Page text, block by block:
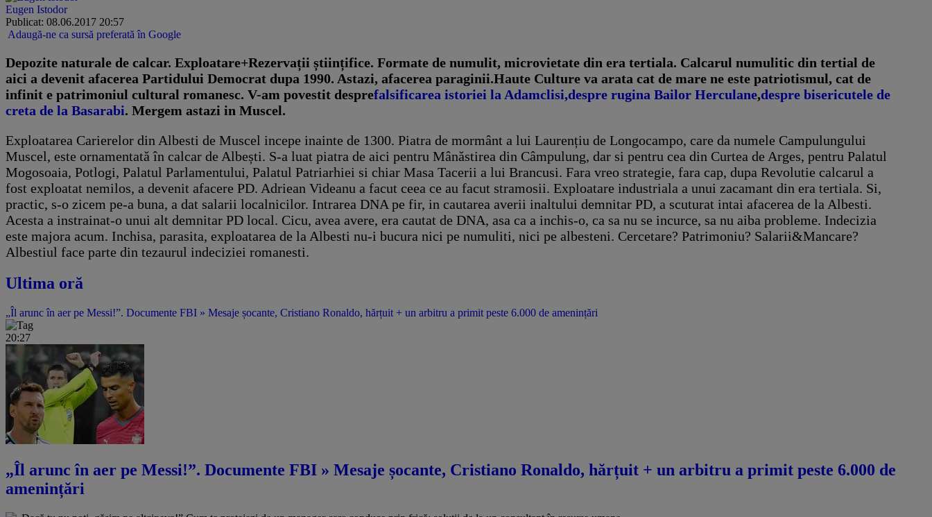
Eugen Istodor
Publicat: 08.06.2017 20:57
Adaugă-ne ca sursă preferată în Google
Depozite naturale de calcar. Exploatare+Rezervații științifice. Formate de numulit, microvietate din era tertiala. Calcarul numulitic din tertial de
aici a devenit afacerea Partidului Democrat dupa 1990. Astazi, afacerea paraginii.Haute Culture va arata cat de mare ne este patriotismul, cat de
infinit e patrimoniul cultural romanesc. V-am povestit desprefalsificarea istoriei la Adamclisi,despre rugina Bailor Herculane,despre bisericutele de
creta de la Basarabi. Mergem astazi in Muscel.
Exploatarea Carierelor din Albesti de Muscel incepe inainte de 1300. Piatra de mormânt a lui Laurențiu de Longocampo, care da numele Campulungului
Muscel, este ornamentată în calcar de Albești. S-a luat piatra de aici pentru Mânăstirea din Câmpulung, dar si pentru cea din Curtea de Arges, pentru Palatul
Mogosoaia, Potlogi, Palatul Parlamentului, Palatul Patriarhiei si chiar Masa Tacerii a lui Brancusi. Fara vreo strategie, fara cap, dupa Revolutie calcarul a
fost exploatat nemilos, a devenit afacere PD. Adriean Videanu a facut ceea ce au facut stramosii. Exploatare industriala a unui zacamant din era tertiala. Si,
practic, s-o zicem pe-a buna, a dat salarii localnicilor. Intrarea DNA pe fir, in cautarea averii inaltului demnitar PD, a scuturat intai afacerea de la Albesti.
Acesta a instrainat-o unui alt demnitar PD local. Cicu, avea avere, era cautat de DNA, asa ca a inchis-o, ca sa nu se incurce, sa nu aiba probleme. Indecizia
este majora acum. Inchisa, parasita, exploatarea de la Albesti nu-i bucura nici pe numuliti, nici pe albesteni. Cercetare? Patrimoniu? Salarii&Mancare?
Albestiul face parte din tezaurul indeciziei romanesti.
Ultima oră
„Îl arunc în aer pe Messi!”. Documente FBI » Mesaje șocante, Cristiano Ronaldo, hărțuit + un arbitru a primit peste 6.000 de amenințări
20:27
„Îl arunc în aer pe Messi!”. Documente FBI » Mesaje șocante, Cristiano Ronaldo, hărțuit + un arbitru a primit peste 6.000 de
amenințări